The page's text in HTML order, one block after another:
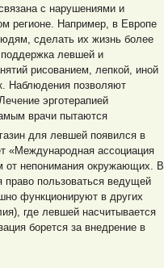
с нарушениями и
регионе. Например, в Европе
сделать их жизнь более
левшей и
рисованием, лепкой, иной
Наблюдения позволяют
эрготерапией
врачи пытаются
для левшей появился в
«Международная ассоциация
от непонимания окружающих. В
пользоваться ведущей
функционируют в других
где левшей насчитывается
борется за внедрение в